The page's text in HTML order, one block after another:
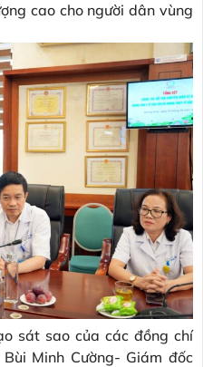
cao cho người dân vùng
sát sao của các đồng chí
Minh Cường- Giám đốc